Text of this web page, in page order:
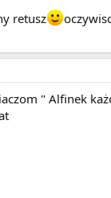
retusz
" Alfinek